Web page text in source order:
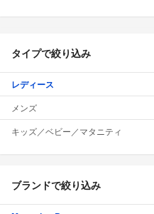
タイプで絞り込み
レディース
メンズ
キッズ／ベビー／マタニティ
ブランドで絞り込み